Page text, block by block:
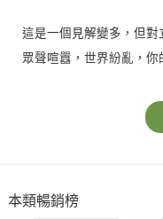
這是一個見解變多，但對
眾聲喧囂，世界紛亂，你
這本書給你一套拆解人
這趟思考之路，將是你
主要是希望能和正處於「
本類暢銷榜